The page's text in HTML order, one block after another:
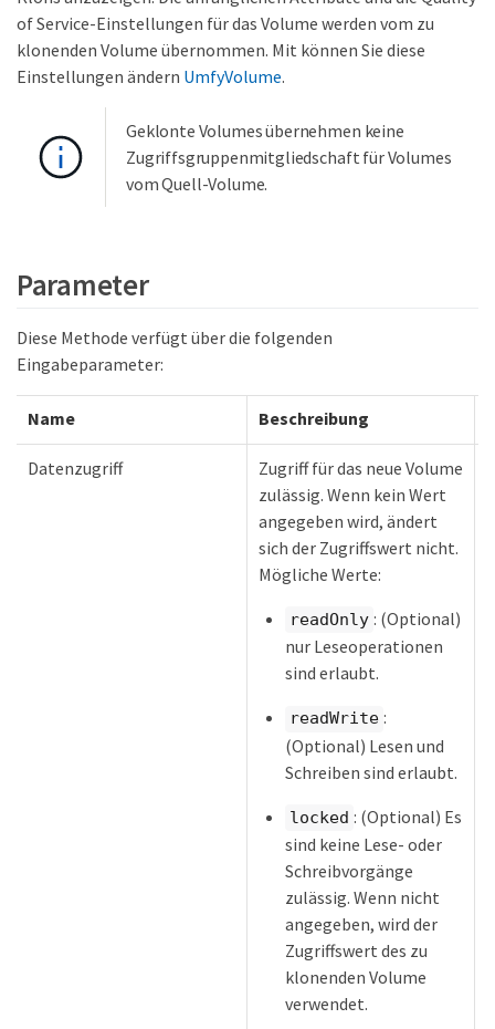
of Service-Einstellungen für das Volume werden vom zu
klonenden Volume übernommen. Mit können Sie diese
Einstellungen ändern UmfyVolume.
Geklonte Volumes übernehmen keine
Zugriffsgruppenmitgliedschaft für Volumes
vom Quell-Volume.
Parameter
Diese Methode verfügt über die folgenden
Eingabeparameter:
Name Beschreibung
Datenzugriff
Zugriff für das neue Volume
zulässig. Wenn kein Wert
angegeben wird, ändert
sich der Zugriffswert nicht.
Mögliche Werte:
readOnly : (Optional)
nur Leseoperationen
sind erlaubt.
readWrite :
(Optional) Lesen und
Schreiben sind erlaubt.
locked : (Optional) Es
sind keine Lese- oder
Schreibvorgänge
zulässig. Wenn nicht
angegeben, wird der
Zugriffswert des zu
klonenden Volume
verwendet.